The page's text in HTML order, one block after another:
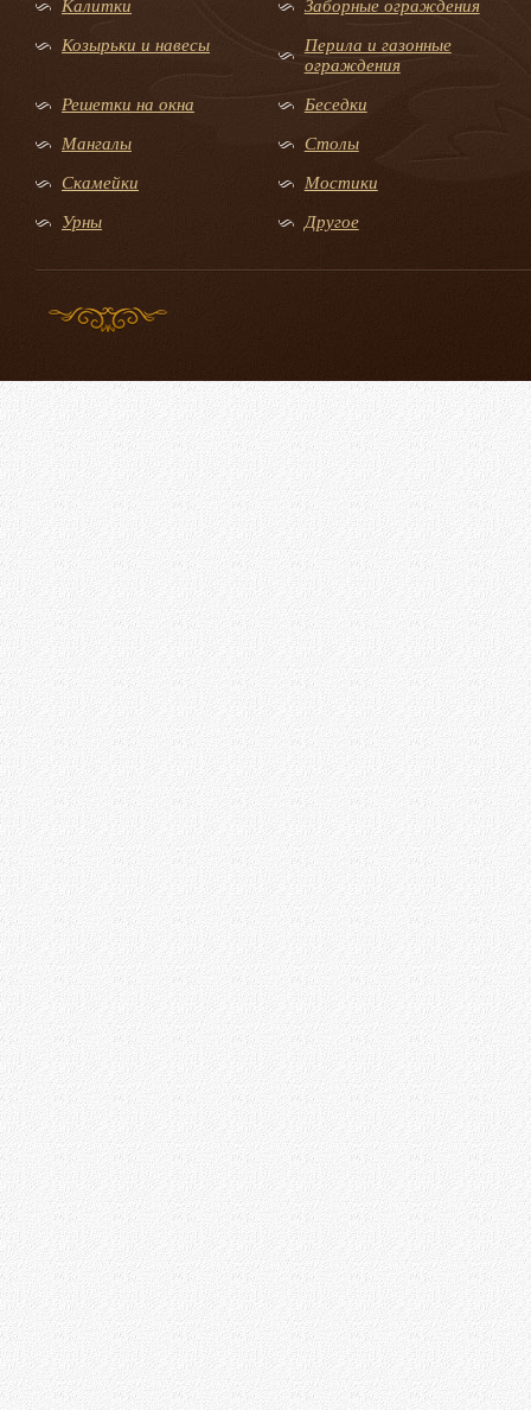
Калитки Заборные ограждения
Козырьки и навесы
Перила и газонные
ограждения
Решетки на окна Беседки
Мангалы Столы
Скамейки Мостики
Урны Другое